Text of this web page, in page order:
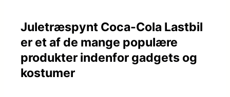
Juletræspynt Coca-Cola Lastbil
er et af de mange populære
produkter indenfor gadgets og
kostumer